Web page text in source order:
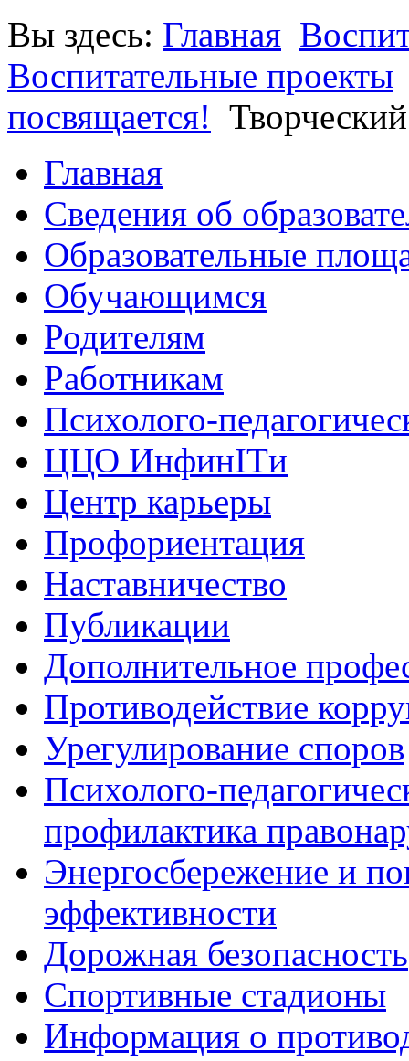
Вы здесь: Главная
Воспитательные проекты
посвящается!
Главная
Сведения об
Образовательные
Обучающимся
Родителям
Работникам
Психолого-
ЦЦО ИнфинITи
Центр карьеры
Профориентация
Наставничество
Публикации
Дополнительное
Противодействие
Урегулирование споров
Психолого-
профилактика
Энергосбережение и
эффективности
Дорожная безопасность
Спортивные стадионы
Информация о